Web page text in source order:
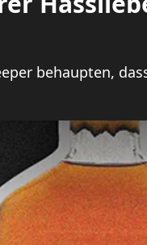
behaupten,